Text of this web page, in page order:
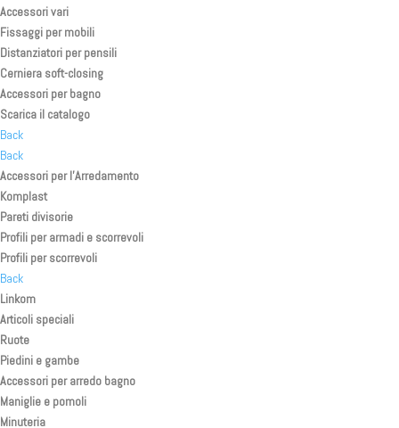
Accessori vari
Fissaggi per mobili
Distanziatori per pensili
Cerniera soft-closing
Accessori per bagno
Scarica il catalogo
Back
Back
Accessori per l’Arredamento
Komplast
Pareti divisorie
Profili per armadi e scorrevoli
Profili per scorrevoli
Back
Linkom
Articoli speciali
Ruote
Piedini e gambe
Accessori per arredo bagno
Maniglie e pomoli
Minuteria